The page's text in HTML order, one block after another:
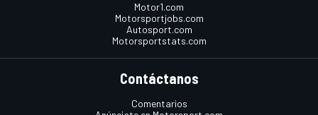
Motor1.com
Motorsportjobs.com
Autosport.com
Motorsportstats.com
Contáctanos
Comentarios